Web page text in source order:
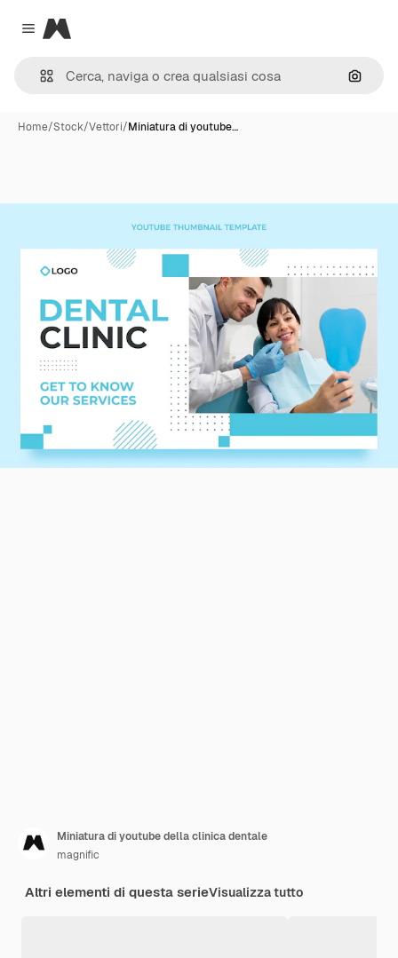
Close menu
Magnific
Cerca
Home/Stock/Vettori/Miniatura di youtube…
Miniatura di youtube della clinica dentale
magnific
Altri elementi di questa serieVisualizza tutto